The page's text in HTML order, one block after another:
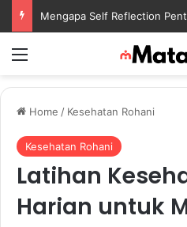
Home / Kesehatan Rohani
Kesehatan Rohani
Latihan
Harian untuk